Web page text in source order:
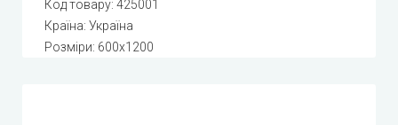
Код товару: 425001
Країна: Україна
Розміри: 600x1200